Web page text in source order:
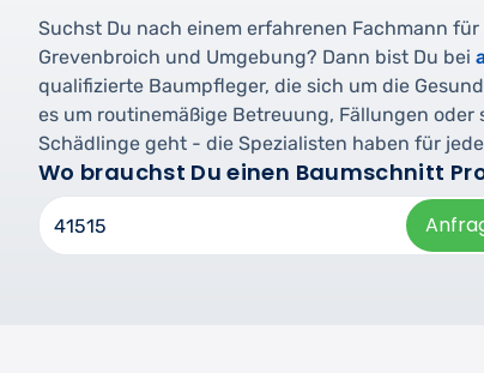
Suchst Du nach einem erfahrenen Fachmann
Grevenbroich und Umgebung? Dann bist Du bei
qualifizierte Baumpfleger, die sich um die
es um routinemäßige Betreuung, Fällungen
Schädlinge geht - die Spezialisten haben für
Wo brauchst Du einen Baumschnitt